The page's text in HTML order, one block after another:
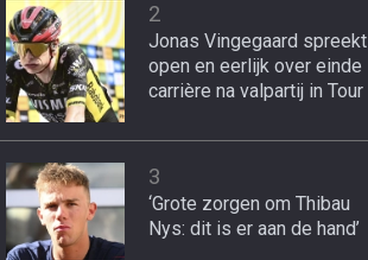
2
Jonas Vingegaard spreekt
open en eerlijk over einde
carrière na valpartij in Tour
3
‘Grote zorgen om Thibau
Nys: dit is er aan de hand’